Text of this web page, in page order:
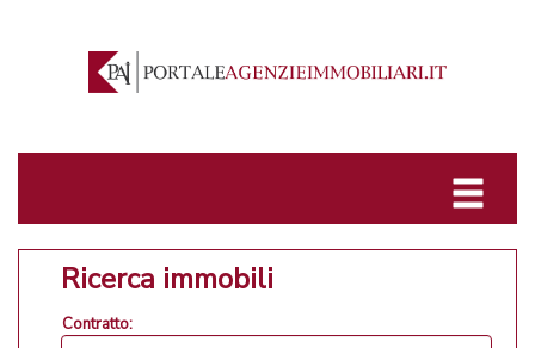
Ricerca immobili
Contratto: